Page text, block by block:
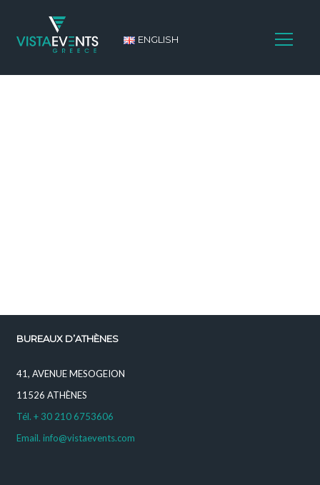
ENGLISH
BUREAUX D’ATHÈNES
41, AVENUE MESOGEION
11526 ATHÈNES
Tél. + 30 210 6753606
Email. info@vistaevents.com